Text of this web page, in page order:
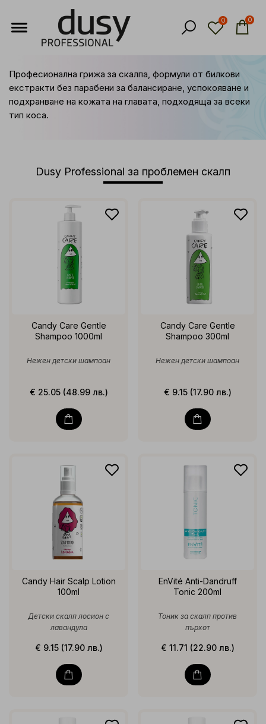
0 0
Dusy Professional за проблемен скалп
Професионална грижа за скалпа, формули от билкови
екстракти без парабени за балансиране, успокояване и
подхранване на кожата на главата, подходяща за всеки
тип коса.
Candy Care Gentle
Shampoo 1000ml
Нежен детски шампоан
€ 25.05 (48.99 лв.)
Candy Care Gentle
Shampoo 300ml
Нежен детски шампоан
€ 9.15 (17.90 лв.)
Candy Hair Scalp Lotion
100ml
Детски скалп лосион с
лавандула
€ 9.15 (17.90 лв.)
EnVité Anti-Dandruff
Tonic 200ml
Тоник за скалп против
пърхот
€ 11.71 (22.90 лв.)